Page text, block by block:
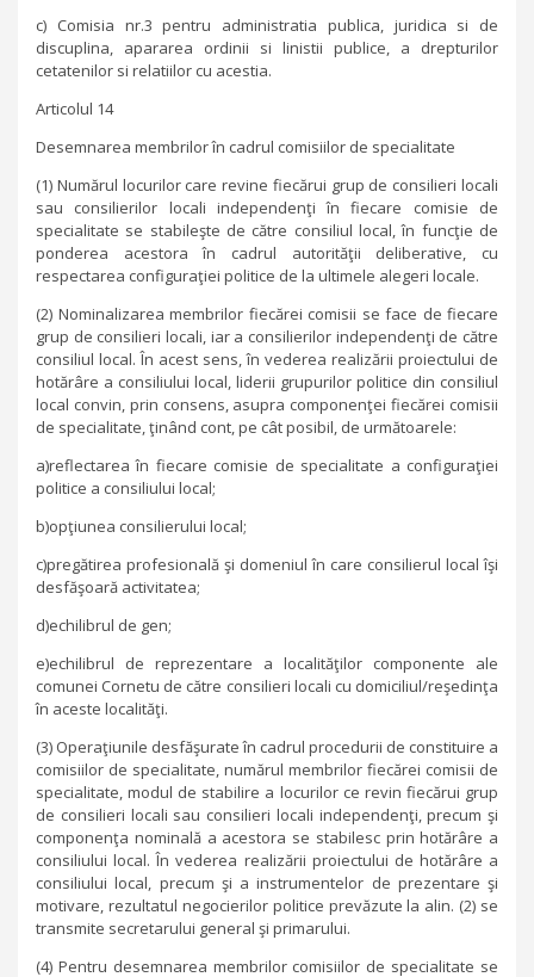
c) Comisia nr.3 pentru administratia publica, juridica si de
discuplina, apararea ordinii si linistii publice, a drepturilor
cetatenilor si relatiilor cu acestia.
Articolul 14
Desemnarea membrilor în cadrul comisiilor de specialitate
(1) Numărul locurilor care revine fiecărui grup de consilieri locali
sau consilierilor locali independenţi în fiecare comisie de
specialitate se stabileşte de către consiliul local, în funcţie de
ponderea acestora în cadrul autorităţii deliberative, cu
respectarea configuraţiei politice de la ultimele alegeri locale.
(2) Nominalizarea membrilor fiecărei comisii se face de fiecare
grup de consilieri locali, iar a consilierilor independenţi de către
consiliul local. În acest sens, în vederea realizării proiectului de
hotărâre a consiliului local, liderii grupurilor politice din consiliul
local convin, prin consens, asupra componenţei fiecărei comisii
de specialitate, ţinând cont, pe cât posibil, de următoarele:
a)reflectarea în fiecare comisie de specialitate a configuraţiei
politice a consiliului local;
b)opţiunea consilierului local;
c)pregătirea profesională şi domeniul în care consilierul local îşi
desfăşoară activitatea;
d)echilibrul de gen;
e)echilibrul de reprezentare a localităţilor componente ale
comunei Cornetu de către consilieri locali cu domiciliul/reşedinţa
în aceste localităţi.
(3) Operaţiunile desfăşurate în cadrul procedurii de constituire a
comisiilor de specialitate, numărul membrilor fiecărei comisii de
specialitate, modul de stabilire a locurilor ce revin fiecărui grup
de consilieri locali sau consilieri locali independenţi, precum şi
componenţa nominală a acestora se stabilesc prin hotărâre a
consiliului local. În vederea realizării proiectului de hotărâre a
consiliului local, precum şi a instrumentelor de prezentare şi
motivare, rezultatul negocierilor politice prevăzute la alin. (2) se
transmite secretarului general şi primarului.
(4) Pentru desemnarea membrilor comisiilor de specialitate se